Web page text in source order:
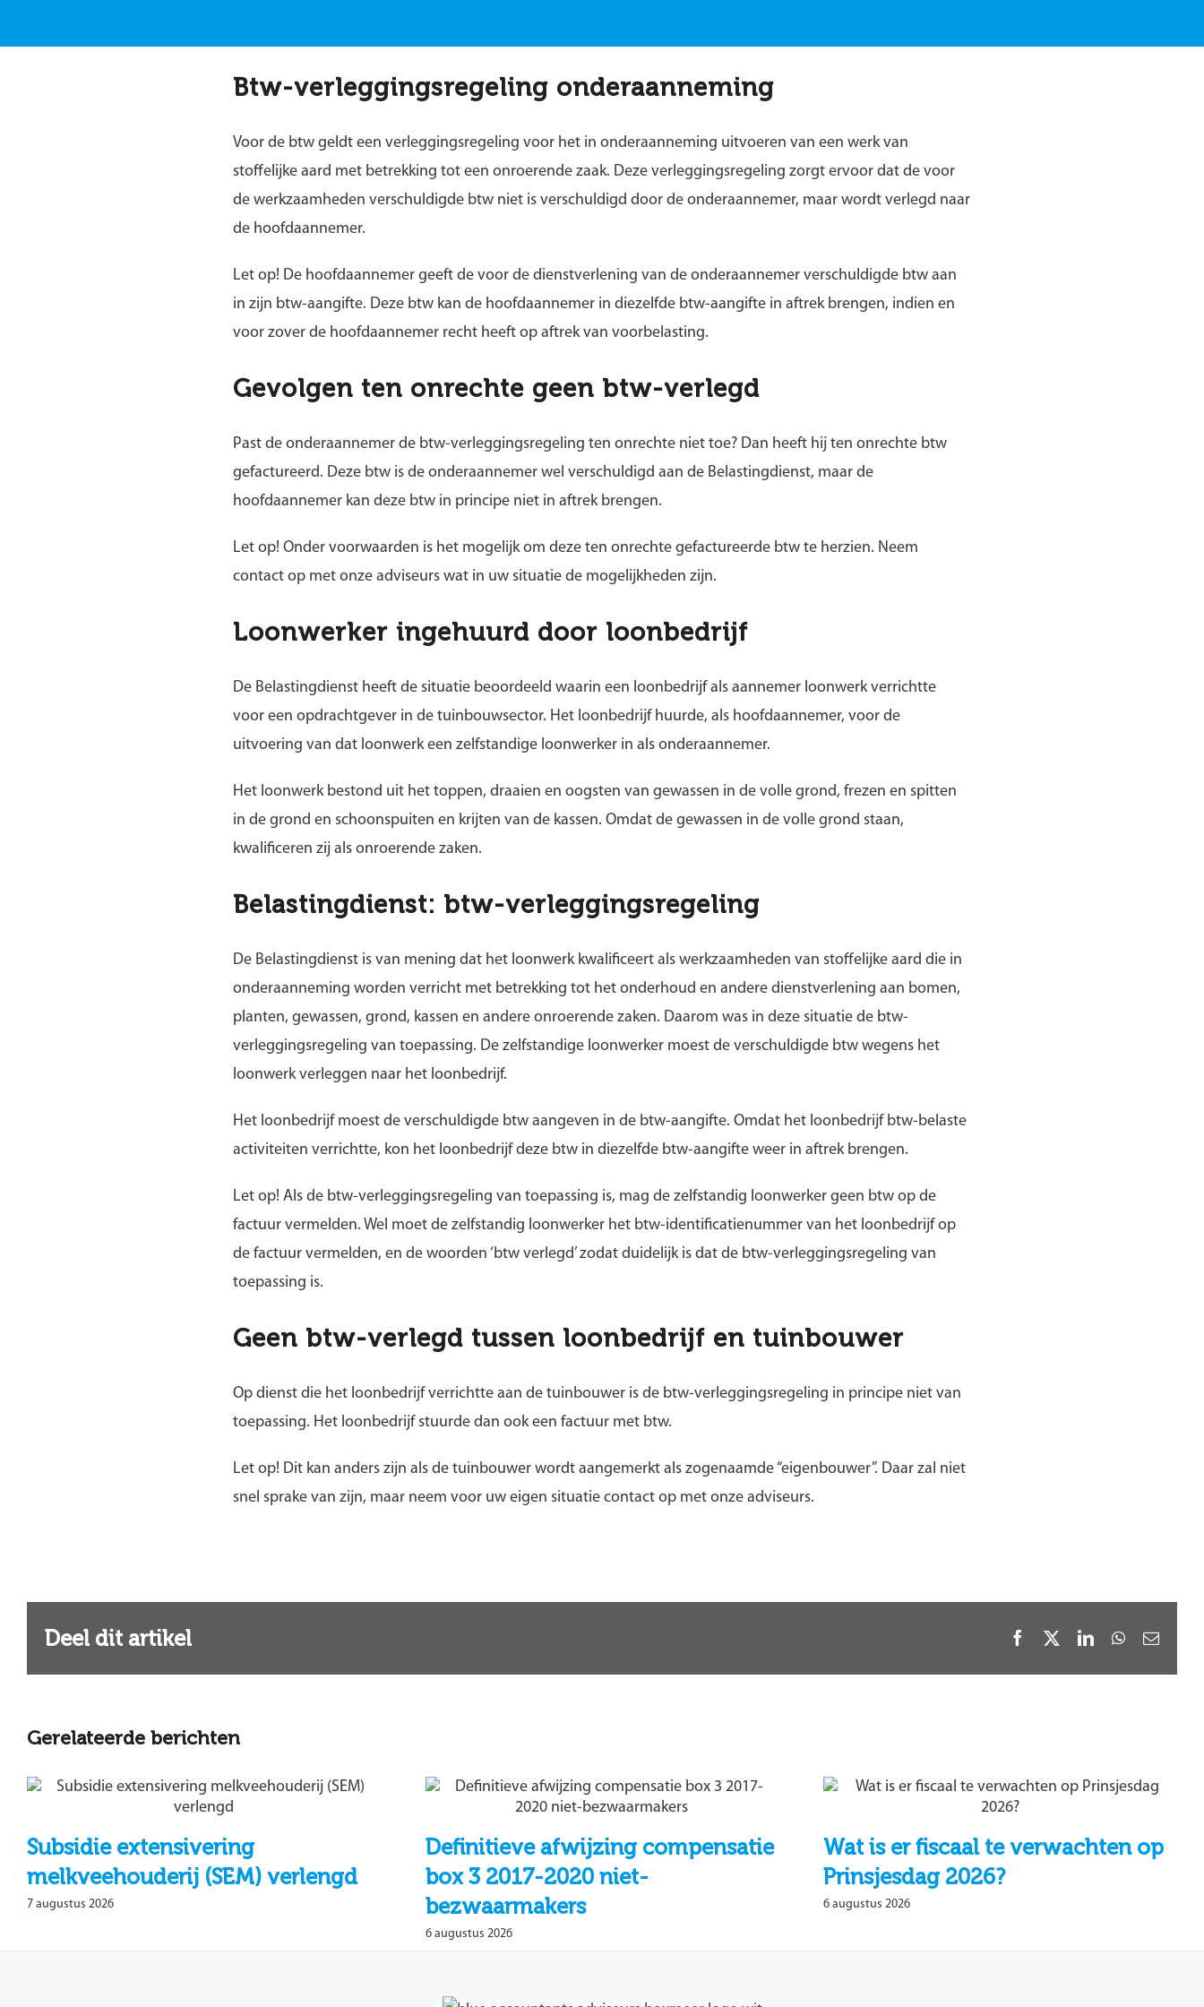
Btw-verleggingsregeling onderaanneming
Voor de btw geldt een verleggingsregeling voor het in onderaanneming uitvoeren van een werk van
stoffelijke aard met betrekking tot een onroerende zaak. Deze verleggingsregeling zorgt ervoor dat de voor
de werkzaamheden verschuldigde btw niet is verschuldigd door de onderaannemer, maar wordt verlegd naar
de hoofdaannemer.
Let op! De hoofdaannemer geeft de voor de dienstverlening van de onderaannemer verschuldigde btw aan
in zijn btw-aangifte. Deze btw kan de hoofdaannemer in diezelfde btw-aangifte in aftrek brengen, indien en
voor zover de hoofdaannemer recht heeft op aftrek van voorbelasting.
Gevolgen ten onrechte geen btw-verlegd
Past de onderaannemer de btw-verleggingsregeling ten onrechte niet toe? Dan heeft hij ten onrechte btw
gefactureerd. Deze btw is de onderaannemer wel verschuldigd aan de Belastingdienst, maar de
hoofdaannemer kan deze btw in principe niet in aftrek brengen.
Let op! Onder voorwaarden is het mogelijk om deze ten onrechte gefactureerde btw te herzien. Neem
contact op met onze adviseurs wat in uw situatie de mogelijkheden zijn.
Loonwerker ingehuurd door loonbedrijf
De Belastingdienst heeft de situatie beoordeeld waarin een loonbedrijf als aannemer loonwerk verrichtte
voor een opdrachtgever in de tuinbouwsector. Het loonbedrijf huurde, als hoofdaannemer, voor de
uitvoering van dat loonwerk een zelfstandige loonwerker in als onderaannemer.
Het loonwerk bestond uit het toppen, draaien en oogsten van gewassen in de volle grond, frezen en spitten
in de grond en schoonspuiten en krijten van de kassen. Omdat de gewassen in de volle grond staan,
kwalificeren zij als onroerende zaken.
Belastingdienst: btw-verleggingsregeling
De Belastingdienst is van mening dat het loonwerk kwalificeert als werkzaamheden van stoffelijke aard die in
onderaanneming worden verricht met betrekking tot het onderhoud en andere dienstverlening aan bomen,
planten, gewassen, grond, kassen en andere onroerende zaken. Daarom was in deze situatie de btw-
verleggingsregeling van toepassing. De zelfstandige loonwerker moest de verschuldigde btw wegens het
loonwerk verleggen naar het loonbedrijf.
Het loonbedrijf moest de verschuldigde btw aangeven in de btw-aangifte. Omdat het loonbedrijf btw-belaste
activiteiten verrichtte, kon het loonbedrijf deze btw in diezelfde btw-aangifte weer in aftrek brengen.
Let op! Als de btw-verleggingsregeling van toepassing is, mag de zelfstandig loonwerker geen btw op de
factuur vermelden. Wel moet de zelfstandig loonwerker het btw-identificatienummer van het loonbedrijf op
de factuur vermelden, en de woorden ‘btw verlegd’ zodat duidelijk is dat de btw-verleggingsregeling van
toepassing is.
Geen btw-verlegd tussen loonbedrijf en tuinbouwer
Op dienst die het loonbedrijf verrichtte aan de tuinbouwer is de btw-verleggingsregeling in principe niet van
toepassing. Het loonbedrijf stuurde dan ook een factuur met btw.
Let op! Dit kan anders zijn als de tuinbouwer wordt aangemerkt als zogenaamde “eigenbouwer”. Daar zal niet
snel sprake van zijn, maar neem voor uw eigen situatie contact op met onze adviseurs.
Deel dit artikel Facebook LinkedInWhatsApp
E-
Gerelateerde berichten
Subsidie extensivering
melkveehouderij (SEM) verlengd
7 augustus 2026
Definitieve afwijzing compensatie
box 3 2017-2020 niet-
bezwaarmakers
6 augustus 2026
Wat is er fiscaal te verwachten op
Prinsjesdag 2026?
6 augustus 2026